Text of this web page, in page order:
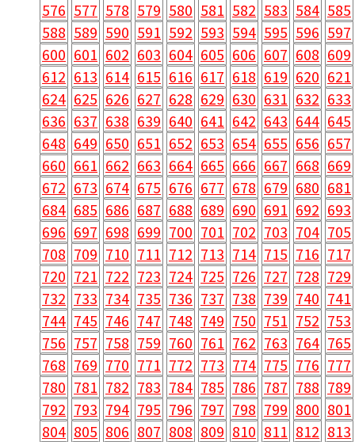
576 577 578 579 580 581 582 583 584 585
588 589 590 591 592 593 594 595 596 597
600 601 602 603 604 605 606 607 608 609
612 613 614 615 616 617 618 619 620 621
624 625 626 627 628 629 630 631 632 633
636 637 638 639 640 641 642 643 644 645
648 649 650 651 652 653 654 655 656 657
660 661 662 663 664 665 666 667 668 669
672 673 674 675 676 677 678 679 680 681
684 685 686 687 688 689 690 691 692 693
696 697 698 699 700 701 702 703 704 705
708 709 710 711 712 713 714 715 716 717
720 721 722 723 724 725 726 727 728 729
732 733 734 735 736 737 738 739 740 741
744 745 746 747 748 749 750 751 752 753
756 757 758 759 760 761 762 763 764 765
768 769 770 771 772 773 774 775 776 777
780 781 782 783 784 785 786 787 788 789
792 793 794 795 796 797 798 799 800 801
804 805 806 807 808 809 810 811 812 813